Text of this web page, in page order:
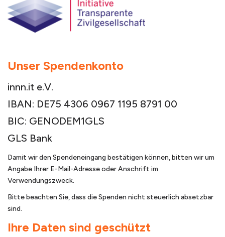
Unser Spendenkonto
innn.it e.V.
IBAN: DE75 4306 0967 1195 8791 00
BIC: GENODEM1GLS
GLS Bank
Damit wir den Spendeneingang bestätigen können, bitten wir um
Angabe Ihrer E-Mail-Adresse oder Anschrift im
Verwendungszweck.
Bitte beachten Sie, dass die Spenden nicht steuerlich absetzbar
sind.
Ihre Daten sind geschützt